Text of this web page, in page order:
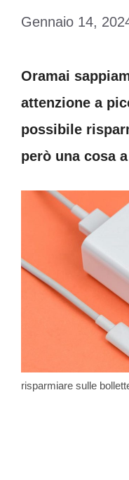
Gennaio 14,
Oramai
attenzione a
possibile
però una cosa
risparmiare sulle